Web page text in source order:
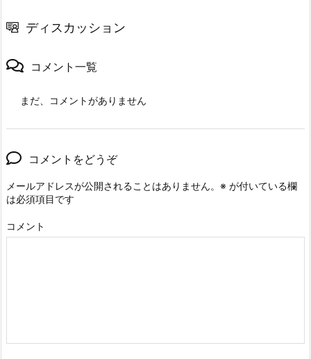
ディスカッション
コメント一覧
まだ、コメントがありません
コメントをどうぞ
メールアドレスが公開されることはありません。 ※ が付いている欄
は必須項目です
コメント